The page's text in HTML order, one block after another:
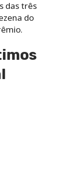
das três
do